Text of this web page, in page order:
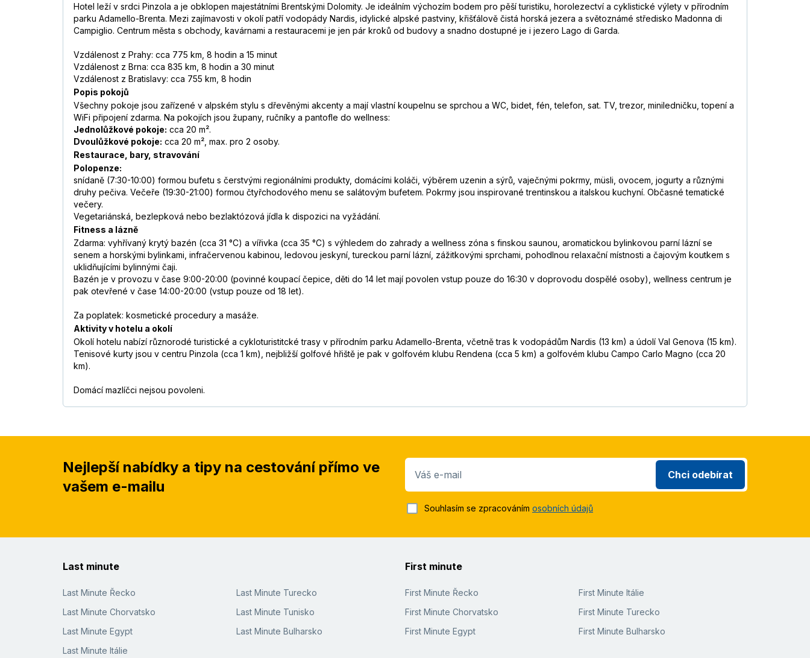
Hotel leží v srdci Pinzola a je obklopen majestátními Brentskými Dolomity. Je ideálním výchozím bodem pro pěší turistiku, horolezectví a cyklistické výlety v přírodním
parku Adamello-Brenta. Mezi zajímavosti v okolí patří vodopády Nardis, idylické alpské pastviny, křišťálově čistá horská jezera a světoznámé středisko Madonna di
Campiglio. Centrum města s obchody, kavárnami a restauracemi je jen pár kroků od budovy a snadno dostupné je i jezero Lago di Garda.
Vzdálenost z Prahy: cca 775 km, 8 hodin a 15 minut
Vzdálenost z Brna: cca 835 km, 8 hodin a 30 minut
Vzdálenost z Bratislavy: cca 755 km, 8 hodin
Popis pokojů
Všechny pokoje jsou zařízené v alpském stylu s dřevěnými akcenty a mají vlastní koupelnu se sprchou a WC, bidet, fén, telefon, sat. TV, trezor, miniledničku, topení a
WiFi připojení zdarma. Na pokojích jsou župany, ručníky a pantofle do wellness:
Jednolůžkové pokoje: cca 20 m².
Dvoulůžkové pokoje: cca 20 m², max. pro 2 osoby.
Restaurace, bary, stravování
Polopenze:
snídaně (7:30-10:00) formou bufetu s čerstvými regionálními produkty, domácími koláči, výběrem uzenin a sýrů, vaječnými pokrmy, müsli, ovocem, jogurty a různými
druhy pečiva. Večeře (19:30-21:00) formou čtyřchodového menu se salátovým bufetem. Pokrmy jsou inspirované trentinskou a italskou kuchyní. Občasné tematické
večery.
Vegetariánská, bezlepková nebo bezlaktózová jídla k dispozici na vyžádání.
Fitness a lázně
Zdarma: vyhřívaný krytý bazén (cca 31 °C) a vířivka (cca 35 °C) s výhledem do zahrady a wellness zóna s finskou saunou, aromatickou bylinkovou parní lázní se
senem a horskými bylinkami, infračervenou kabinou, ledovou jeskyní, tureckou parní lázní, zážitkovými sprchami, pohodlnou relaxační místnosti a čajovým koutkem s
uklidňujícími bylinnými čaji.
Bazén je v provozu v čase 9:00-20:00 (povinné koupací čepice, děti do 14 let mají povolen vstup pouze do 16:30 v doprovodu dospělé osoby), wellness centrum je
pak otevřené v čase 14:00-20:00 (vstup pouze od 18 let).
Za poplatek: kosmetické procedury a masáže.
Aktivity v hotelu a okolí
Okolí hotelu nabízí různorodé turistické a cykloturistitcké trasy v přírodním parku Adamello-Brenta, včetně tras k vodopádům Nardis (13 km) a údolí Val Genova (15 km).
Tenisové kurty jsou v centru Pinzola (cca 1 km), nejbližší golfové hřiště je pak v golfovém klubu Rendena (cca 5 km) a golfovém klubu Campo Carlo Magno (cca 20
km).
Domácí mazlíčci nejsou povoleni.
Nejlepší nabídky a tipy na cestování přímo ve
vašem e-mailu
Váš e-mail Chci odebírat
Souhlasím se zpracováním osobních údajů
Last minute
Last Minute Řecko
Last Minute Chorvatsko
Last Minute Egypt
Last Minute Itálie
Last Minute Turecko
Last Minute Tunisko
Last Minute Bulharsko
First minute
First Minute Řecko
First Minute Chorvatsko
First Minute Egypt
First Minute Itálie
First Minute Turecko
First Minute Bulharsko